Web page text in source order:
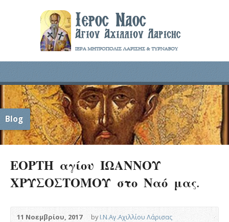
Blog
ΕΟΡΤΗ αγίου ΙΩΑΝΝΟΥ
ΧΡΥΣΟΣΤΟΜΟΥ στο Ναό μας.
11 Νοεμβρίου, 2017 byΙ.Ν.Αγ.Αχιλλίου Λάρισας